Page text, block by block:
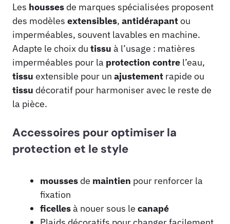
Les housses de marques spécialisées proposent
des modèles extensibles, antidérapantou
imperméables, souvent lavables en machine.
Adapte le choix du tissu à l’usage : matières
imperméables pour la protection contre l’eau,
tissu extensible pour un ajustement rapide ou
tissu décoratif pour harmoniser avec le reste de
la pièce.
Accessoires pour optimiser la
protection et le style
mousses de maintien pour renforcer la
fixation
ficellesà nouer sous le canapé